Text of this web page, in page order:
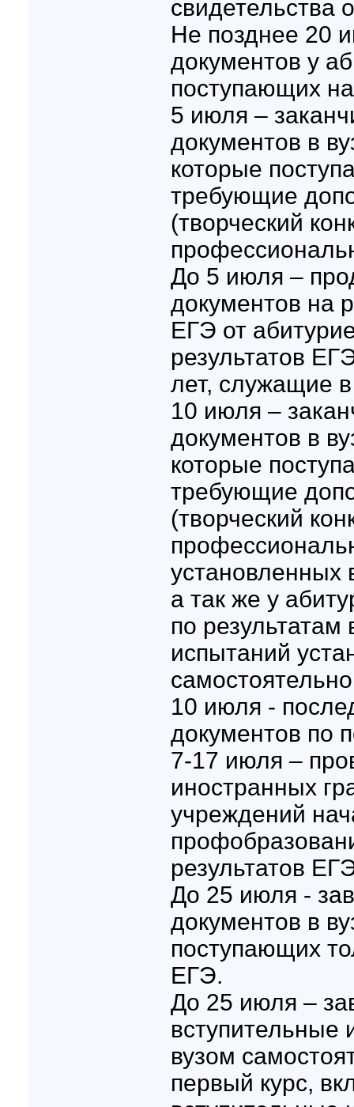
свидетельства
Не позднее 20
документов у
поступающих
5 июля –
документов в
которые
требующие
(творческий
До 5 июля –
документов на
ЕГЭ от
результатов
лет, служащие
10 июля –
документов в
которые
требующие
(творческий
установленных
а так же у
по результатам
испытаний
10 июля -
документов по
7-17 июля –
иностранных
учреждений
результатов
До 25 июля -
документов в
поступающих
ЕГЭ.
До 25 июля –
вступительные
вузом
первый курс,